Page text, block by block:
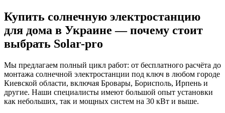
Купить солнечную электростанцию
для дома в Украине — почему стоит
выбрать Solar-pro
Мы предлагаем полный цикл работ: от бесплатного расчёта до
монтажа солнечной электростанции под ключ в любом городе
Киевской области, включая Бровары, Борисполь, Ирпень и
другие. Наши специалисты имеют большой опыт установки
как небольших, так и мощных систем на 30 кВт и выше.